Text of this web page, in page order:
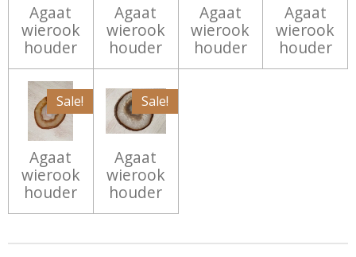
Agaat
wierook
houder
Agaat
wierook
houder
Agaat
wierook
houder
Agaat
wierook
houder
Sale!
Agaat
wierook
houder
Sale!
Agaat
wierook
houder